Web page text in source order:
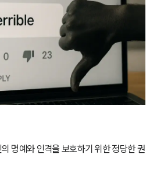
구성원 소개
테인먼트전문변호사
소식/자료
언론보도
레터/브로슈어
명예와 인격을 보호하기 위한 정당한 권